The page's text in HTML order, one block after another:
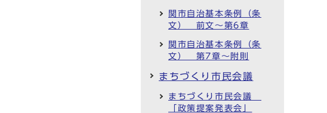
関市自治基本条例（条
文） 前文～第6章
関市自治基本条例（条
文） 第7章～附則
まちづくり市民会議
まちづくり市民会議
「政策提案発表会」